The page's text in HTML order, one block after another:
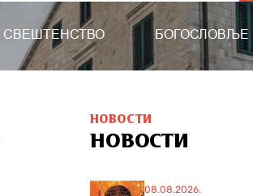
СВЕШТЕНСТВО БОГОСЛОВЉЕ
НОВОСТИ
НОВОСТИ
08.08.2026.